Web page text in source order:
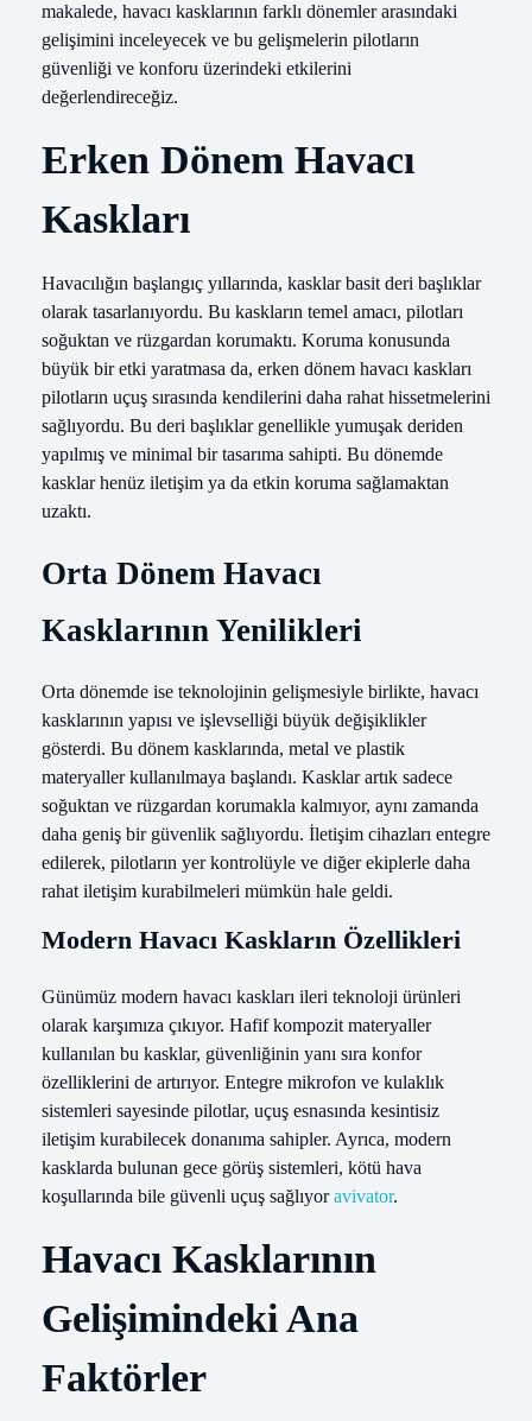
makalede, havacı kasklarının farklı dönemler arasındaki
gelişimini inceleyecek ve bu gelişmelerin pilotların
güvenliği ve konforu üzerindeki etkilerini
değerlendireceğiz.
Erken Dönem Havacı
Kaskları
Havacılığın başlangıç yıllarında, kasklar basit deri başlıklar
olarak tasarlanıyordu. Bu kaskların temel amacı, pilotları
soğuktan ve rüzgardan korumaktı. Koruma konusunda
büyük bir etki yaratmasa da, erken dönem havacı kaskları
pilotların uçuş sırasında kendilerini daha rahat hissetmelerini
sağlıyordu. Bu deri başlıklar genellikle yumuşak deriden
yapılmış ve minimal bir tasarıma sahipti. Bu dönemde
kasklar henüz iletişim ya da etkin koruma sağlamaktan
uzaktı.
Orta Dönem Havacı
Kasklarının Yenilikleri
Orta dönemde ise teknolojinin gelişmesiyle birlikte, havacı
kasklarının yapısı ve işlevselliği büyük değişiklikler
gösterdi. Bu dönem kasklarında, metal ve plastik
materyaller kullanılmaya başlandı. Kasklar artık sadece
soğuktan ve rüzgardan korumakla kalmıyor, aynı zamanda
daha geniş bir güvenlik sağlıyordu. İletişim cihazları entegre
edilerek, pilotların yer kontrolüyle ve diğer ekiplerle daha
rahat iletişim kurabilmeleri mümkün hale geldi.
Modern Havacı Kaskların Özellikleri
Günümüz modern havacı kaskları ileri teknoloji ürünleri
olarak karşımıza çıkıyor. Hafif kompozit materyaller
kullanılan bu kasklar, güvenliğinin yanı sıra konfor
özelliklerini de artırıyor. Entegre mikrofon ve kulaklık
sistemleri sayesinde pilotlar, uçuş esnasında kesintisiz
iletişim kurabilecek donanıma sahipler. Ayrıca, modern
kasklarda bulunan gece görüş sistemleri, kötü hava
koşullarında bile güvenli uçuş sağlıyoravivator.
Havacı Kasklarının
Gelişimindeki Ana
Faktörler